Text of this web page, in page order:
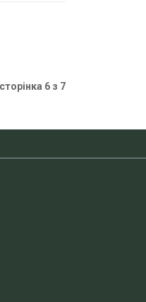
сторінка 6 з 7